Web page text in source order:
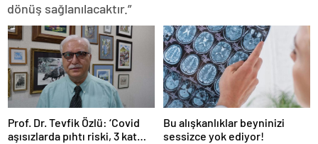
dönüş sağlanılacaktır.”
Prof. Dr. Tevfik Özlü: ‘Covid
aşısızlarda pıhtı riski, 3 kat
Bu alışkanlıklar beyninizi
sessizce yok ediyor!